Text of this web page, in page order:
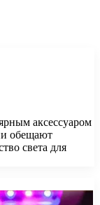
аксессуаром
обещают
света для